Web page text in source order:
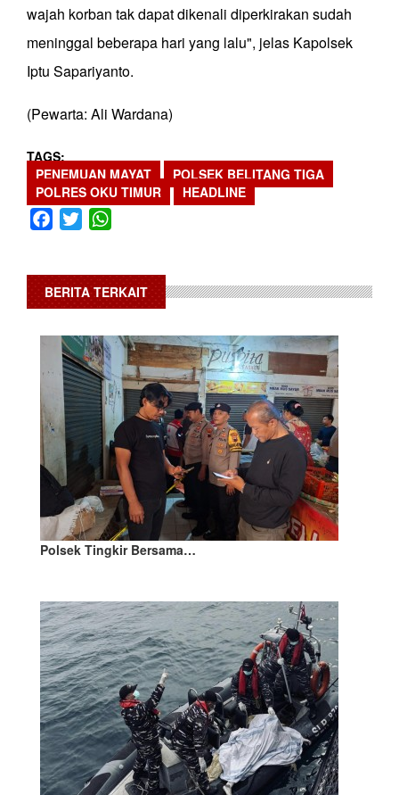
wajah korban tak dapat dikenali diperkirakan sudah
meninggal beberapa hari yang lalu", jelas Kapolsek
Iptu Sapariyanto.
(Pewarta: Ali Wardana)
TAGS
PENEMUAN MAYAT
POLSEK BELITANG TIGA
POLRES OKU TIMUR
HEADLINE
Facebook
Twitter
BERITA TERKAIT
Polsek Tingkir Bersama…